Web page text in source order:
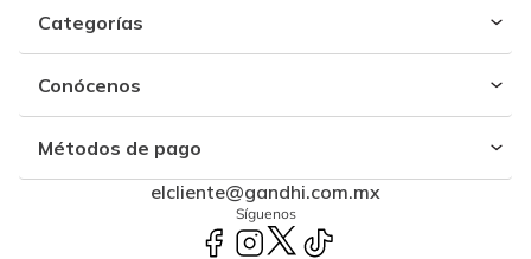
Categorías
Conócenos
Métodos de pago
elcliente@gandhi.com.mx
Síguenos